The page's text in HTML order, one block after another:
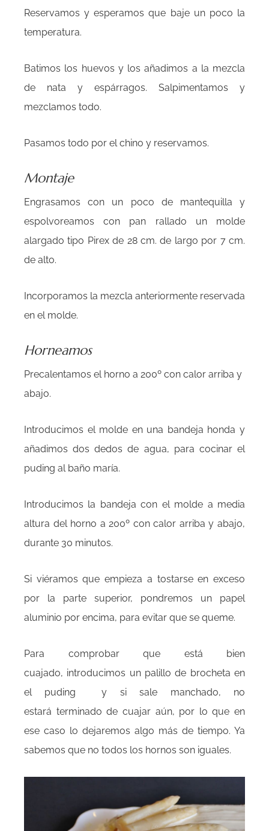
Reservamos y esperamos que baje un poco la
temperatura.
Batimos los huevos y los añadimos a la mezcla
de nata y espárragos. Salpimentamos y
mezclamos todo.
Pasamos todo por el chino y reservamos.
Montaje
Engrasamos con un poco de mantequilla y
espolvoreamos con pan rallado un molde
alargado tipo Pirex de 28 cm. de largo por 7 cm.
de alto.
Incorporamos la mezcla anteriormente reservada
en el molde.
Horneamos
Precalentamos el horno a 200º con calor arriba y
abajo.
Introducimos el molde en una bandeja honda y
añadimos dos dedos de agua, para cocinar el
puding al baño maría.
Introducimos la bandeja con el molde a media
altura del horno a 200º con calor arriba y abajo,
durante 30 minutos.
Si viéramos que empieza a tostarse en exceso
por la parte superior, pondremos un papel
aluminio por encima, para evitar que se queme.
Para comprobar que está bien
cuajado, introducimos un palillo de brocheta en
el puding y si sale manchado, no
estará terminado de cuajar aún, por lo que en
ese caso lo dejaremos algo más de tiempo. Ya
sabemos que no todos los hornos son iguales.